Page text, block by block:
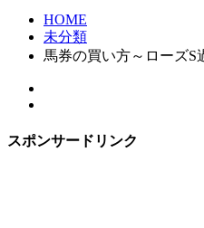
HOME
未分類
馬券の買い方～ローズS
スポンサードリンク